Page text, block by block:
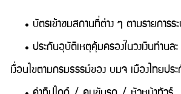
• บัตรเข้าชมสถานที่ต่าง ๆ ตามรายการร
• ประกันอุบัติเหตุคุ้มครองในวงเงินท่านล
เงื่อนไขตามกรมธรรม์ของ บมจ เมืองไทยป